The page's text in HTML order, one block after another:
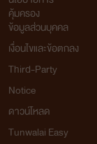
คุ้มครอง
ข้อมูลส่วนบุคคล
เงื่อนไขและข้อตกลง
Third-Party
Notice
ดาวน์โหลด
Tunwalai Easy